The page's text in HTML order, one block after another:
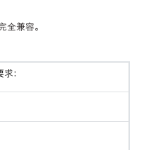
全兼容。
：